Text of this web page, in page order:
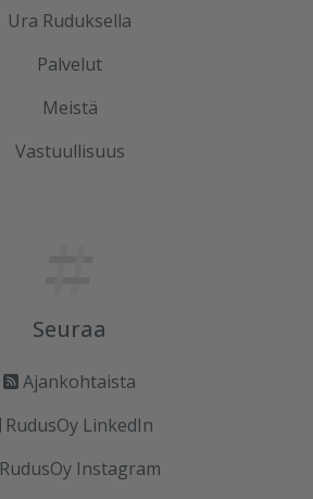
Ura Ruduksella
Palvelut
Meistä
Vastuullisuus
Seuraa
Ajankohtaista
RudusOy LinkedIn
RudusOy Instagram